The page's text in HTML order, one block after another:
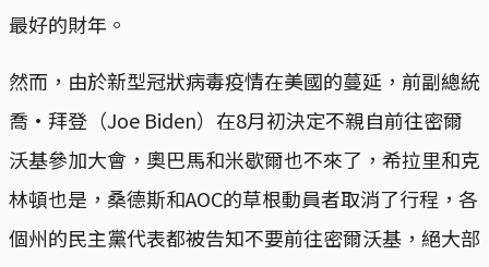
最好的財年。
然而，由於新型冠狀病毒疫情在美國的蔓延，前副總統
喬·拜登（Joe Biden）在8月初決定不親自前往密爾
沃基參加大會，奧巴馬和米歇爾也不來了，希拉里和克
林頓也是，桑德斯和AOC的草根動員者取消了行程，各
個州的民主黨代表都被告知不要前往密爾沃基，絕大部